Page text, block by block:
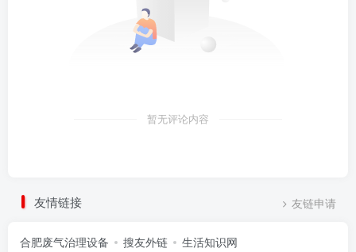
暂无评论内容
友情链接 友链申请
合肥废气治理设备 搜友外链 生活知识网